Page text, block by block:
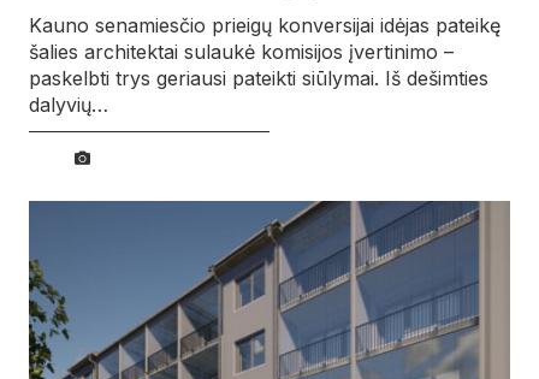
Kauno senamiesčio prieigų konversijai idėjas pateikę
šalies architektai sulaukė komisijos įvertinimo –
paskelbti trys geriausi pateikti siūlymai. Iš dešimties
dalyvių…